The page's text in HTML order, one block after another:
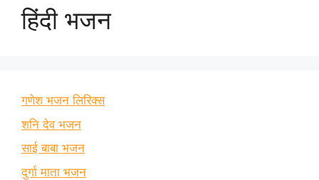
हिंदी भजन
गणेश भजन लिरिक्स
शनि देव भजन
साई बाबा भजन
दुर्गा माता भजन